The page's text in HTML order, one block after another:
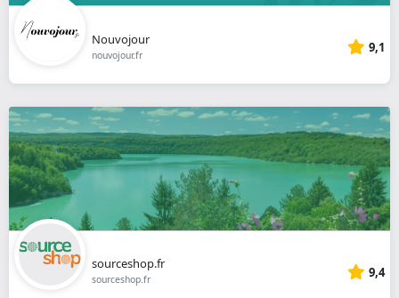
Nouvojour
nouvojour.fr 9,1
sourceshop.fr
sourceshop.fr 9,4